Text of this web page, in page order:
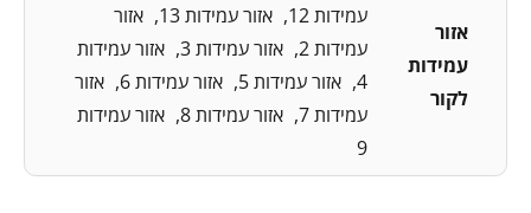
אזור
עמידות
לקור
עמידות 12
אזור עמידות 13
אזור
עמידות 2
אזור עמידות 3
אזור עמידות
4 אזור עמידות 5 אזור עמידות 6
אזור
עמידות 7
אזור עמידות 8
אזור עמידות
9